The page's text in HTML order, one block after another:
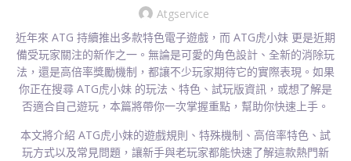
Atgservice
近年來 ATG 持續推出多款特色電子遊戲，而 ATG虎小妹 更是近期
備受玩家關注的新作之一。無論是可愛的角色設計、全新的消除玩
法，還是高倍率獎勵機制，都讓不少玩家期待它的實際表現。如果
你正在搜尋 ATG虎小妹 的玩法、特色、試玩版資訊，或想了解是
否適合自己遊玩，本篇將帶你一次掌握重點，幫助你快速上手。
本文將介紹 ATG虎小妹的遊戲規則、特殊機制、高倍率特色、試
玩方式以及常見問題，讓新手與老玩家都能快速了解這款熱門新